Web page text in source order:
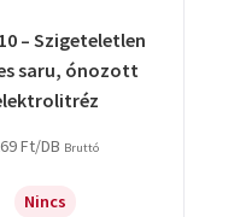
– Szigeteletlen
saru, ónozott
Ft/DB Bruttó
Nincs